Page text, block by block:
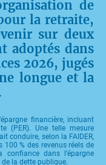
de
la retraite,
sur deux
adoptés dans
2026, jugés
longue et la
financière, incluant
(PER). Une telle mesure
conduire, selon la FAIDER,
% des revenus réels de
confiance dans l’épargne
la dette publique.